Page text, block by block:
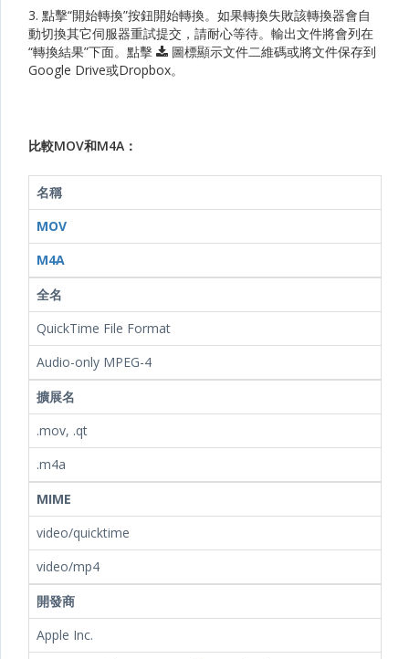
3. 點擊“開始轉換”按鈕開始轉換。如果轉換失敗該轉換器會自
動切換其它伺服器重試提交，請耐心等待。輸出文件將會列在
“轉換結果”下面。點擊
圖標顯示文件二維碼或將文件保存到
Google Drive或Dropbox。
比較MOV和M4A：
名稱
MOV
M4A
全名
QuickTime File Format
Audio-only MPEG-4
擴展名
.mov, .qt
.m4a
MIME
video/quicktime
video/mp4
開發商
Apple Inc.